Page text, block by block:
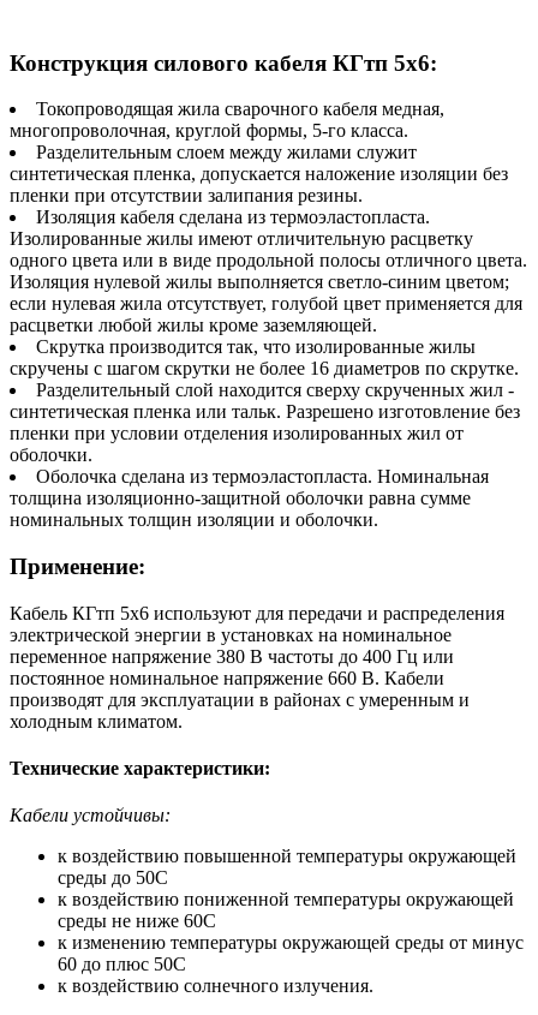
Конструкция силового кабеля КГтп 5х6:
Токопроводящая жила сварочного кабеля медная,
многопроволочная, круглой формы, 5-го класса.
Разделительным слоем между жилами служит
синтетическая пленка, допускается наложение изоляции без
пленки при отсутствии залипания резины.
Изоляция кабеля сделана из термоэластопласта.
Изолированные жилы имеют отличительную расцветку
одного цвета или в виде продольной полосы отличного цвета.
Изоляция нулевой жилы выполняется светло-синим цветом;
если нулевая жила отсутствует, голубой цвет применяется для
расцветки любой жилы кроме заземляющей.
Скрутка производится так, что изолированные жилы
скручены с шагом скрутки не более 16 диаметров по скрутке.
Разделительный слой находится сверху скрученных жил -
синтетическая пленка или тальк. Разрешено изготовление без
пленки при условии отделения изолированных жил от
оболочки.
Оболочка сделана из термоэластопласта. Номинальная
толщина изоляционно-защитной оболочки равна сумме
номинальных толщин изоляции и оболочки.
Применение:
Кабель КГтп 5х6 используют для передачи и распределения
электрической энергии в установках на номинальное
переменное напряжение 380 В частоты до 400 Гц или
постоянное номинальное напряжение 660 В. Кабели
производят для эксплуатации в районах с умеренным и
холодным климатом.
Технические характеристики:
Кабели устойчивы:
к воздействию повышенной температуры окружающей
среды до 50С
к воздействию пониженной температуры окружающей
среды не ниже 60С
к изменению температуры окружающей среды от минус
60 до плюс 50С
к воздействию солнечного излучения.